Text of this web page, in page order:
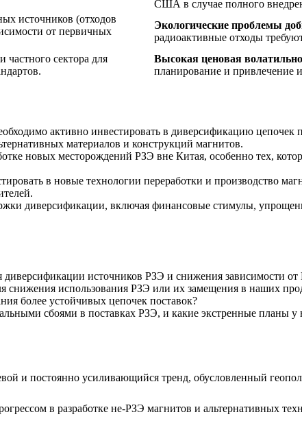
США в случае полного
источников (отходов
от первичных
Экологические проблемы
радиоактивные отходы
частного сектора для
Высокая ценовая
планирование и привлечение
активно инвестировать в диверсификацию цепочек
материалов и конструкций магнитов.
новых месторождений РЗЭ вне Китая, особенно тех,
в новые технологии переработки и производство
диверсификации, включая финансовые стимулы,
источников РЗЭ и снижения зависимости от
снижения использования РЗЭ или их замещения в наших
более устойчивых цепочек поставок?
сбоями в поставках РЗЭ, и какие экстренные планы у
и постоянно усиливающийся тренд, обусловленный
в разработке не-РЗЭ магнитов и альтернативных